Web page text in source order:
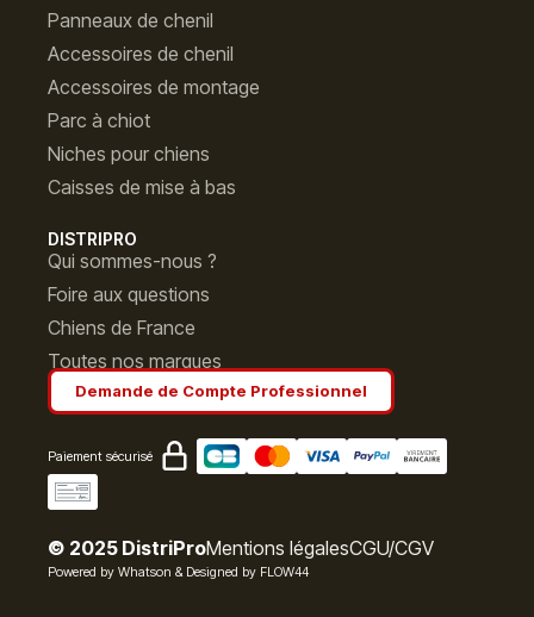
Panneaux de chenil
Accessoires de chenil
Accessoires de montage
Parc à chiot
Niches pour chiens
Caisses de mise à bas
DISTRIPRO
Qui sommes-nous ?
Foire aux questions
Chiens de France
Toutes nos marques
Demande de Compte Professionnel
Paiement sécurisé
© 2025 DistriProMentions légalesCGU/CGV
Powered by Whatson & Designed by FLOW44